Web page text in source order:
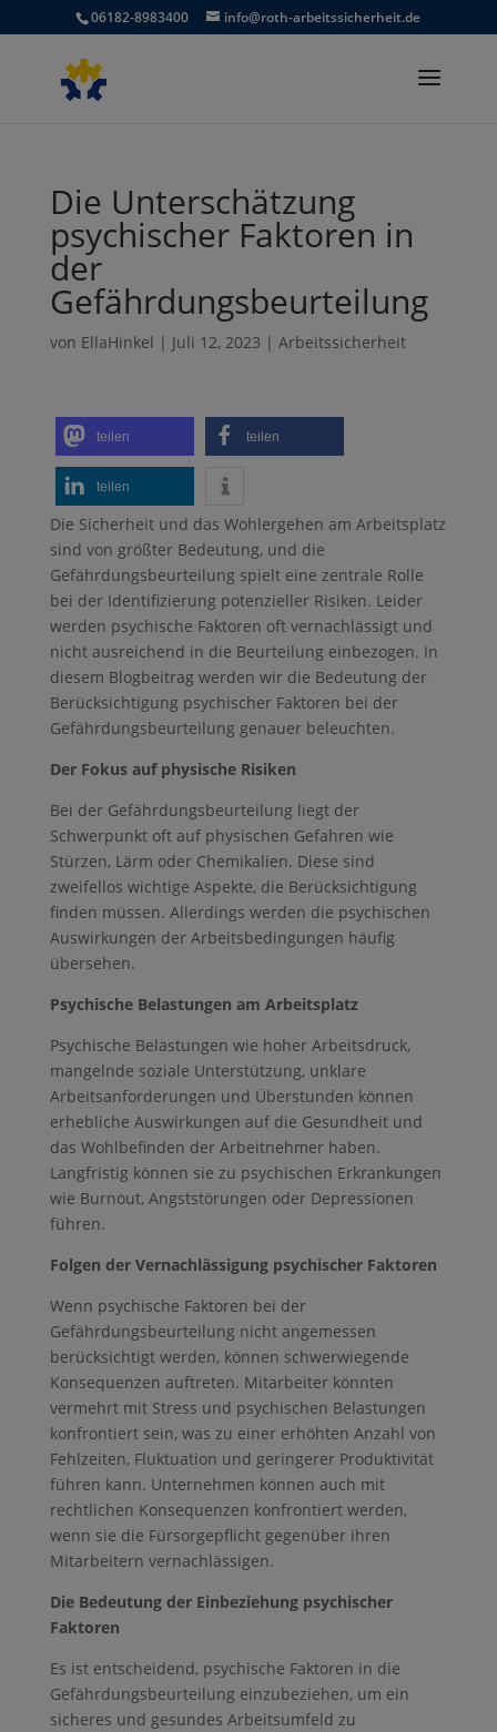
06182-8983400 info@roth-arbeitssicherheit.de
Die Unterschätzung
psychischer Faktoren in
der
Gefährdungsbeurteilung
von EllaHinkel | Juli 12, 2023 | Arbeitssicherheit
teilen teilen
teilen
Die Sicherheit und das Wohlergehen am Arbeitsplatz
sind von größter Bedeutung, und die
Gefährdungsbeurteilung spielt eine zentrale Rolle
bei der Identifizierung potenzieller Risiken. Leider
werden psychische Faktoren oft vernachlässigt und
nicht ausreichend in die Beurteilung einbezogen. In
diesem Blogbeitrag werden wir die Bedeutung der
Berücksichtigung psychischer Faktoren bei der
Gefährdungsbeurteilung genauer beleuchten.
Der Fokus auf physische Risiken
Bei der Gefährdungsbeurteilung liegt der
Schwerpunkt oft auf physischen Gefahren wie
Stürzen, Lärm oder Chemikalien. Diese sind
zweifellos wichtige Aspekte, die Berücksichtigung
finden müssen. Allerdings werden die psychischen
Auswirkungen der Arbeitsbedingungen häufig
übersehen.
Psychische Belastungen am Arbeitsplatz
Psychische Belastungen wie hoher Arbeitsdruck,
mangelnde soziale Unterstützung, unklare
Arbeitsanforderungen und Überstunden können
erhebliche Auswirkungen auf die Gesundheit und
das Wohlbefinden der Arbeitnehmer haben.
Langfristig können sie zu psychischen Erkrankungen
wie Burnout, Angststörungen oder Depressionen
führen.
Folgen der Vernachlässigung psychischer Faktoren
Wenn psychische Faktoren bei der
Gefährdungsbeurteilung nicht angemessen
berücksichtigt werden, können schwerwiegende
Konsequenzen auftreten. Mitarbeiter könnten
vermehrt mit Stress und psychischen Belastungen
konfrontiert sein, was zu einer erhöhten Anzahl von
Fehlzeiten, Fluktuation und geringerer Produktivität
führen kann. Unternehmen können auch mit
rechtlichen Konsequenzen konfrontiert werden,
wenn sie die Fürsorgepflicht gegenüber ihren
Mitarbeitern vernachlässigen.
Die Bedeutung der Einbeziehung psychischer
Faktoren
Es ist entscheidend, psychische Faktoren in die
Gefährdungsbeurteilung einzubeziehen, um ein
sicheres und gesundes Arbeitsumfeld zu